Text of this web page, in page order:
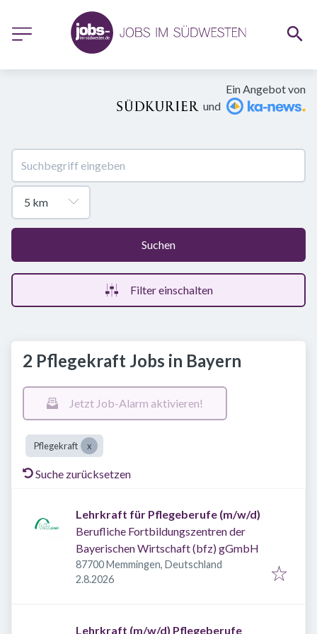
Ein Angebot von
und
Suchen
Filter einschalten
2 Pflegekraft Jobs in Bayern
Jetzt Job-Alarm aktivieren!
Pflegekraft
Suche zurücksetzen
Lehrkraft für Pflegeberufe (m/w/d)
Berufliche Fortbildungszentren der
Bayerischen Wirtschaft (bfz) gGmbH
87700 Memmingen, Deutschland
Veröffentlicht
2.8.2026
Lehrkraft (m/w/d) Pflegeberufe